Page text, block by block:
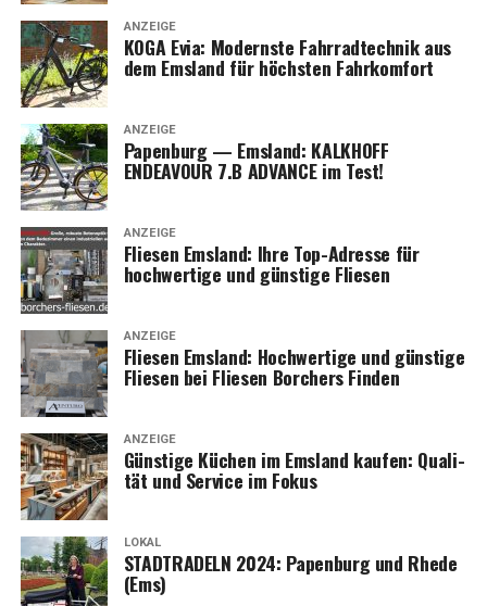
ANZEIGE
KOGA Evia: Moderns­te Fahr­rad­tech­nik aus
dem Ems­land für höchs­ten Fahrkomfort
ANZEIGE
Papen­burg — Ems­land: KALKHOFF
ENDEAVOUR 7.B ADVANCE im Test!
ANZEIGE
Flie­sen Ems­land: Ihre Top-Adres­se für
hoch­wer­ti­ge und güns­ti­ge Fliesen
ANZEIGE
Flie­sen Ems­land: Hoch­wer­ti­ge und güns­ti­ge
Flie­sen bei Flie­sen Bor­chers Finden
ANZEIGE
Güns­ti­ge Küchen im Ems­land kau­fen: Qua­li­
tät und Ser­vice im Fokus
LOKAL
STADTRADELN 2024: Papen­burg und Rhe­de
(Ems)